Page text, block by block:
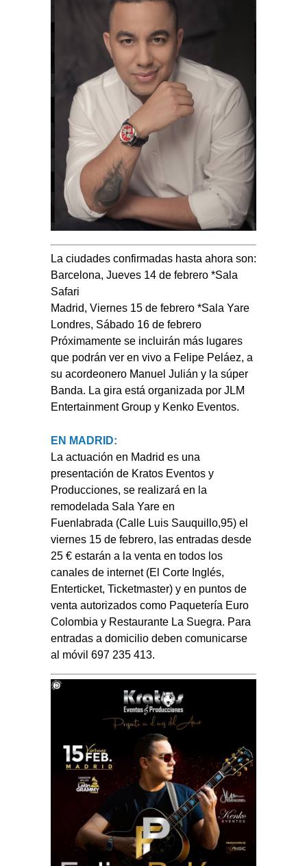
La ciudades confirmadas hasta ahora son:
Barcelona, Jueves 14 de febrero *Sala
Safari
Madrid, Viernes 15 de febrero *Sala Yare
Londres, Sábado 16 de febrero
Próximamente se incluirán más lugares
que podrán ver en vivo a Felipe Peláez, a
su acordeonero Manuel Julián y la súper
Banda. La gira está organizada por JLM
Entertainment Group y Kenko Eventos.
EN MADRID:
La actuación en Madrid es una
presentación de Kratos Eventos y
Producciones, se realizará en la
remodelada Sala Yare en
Fuenlabrada (Calle Luis Sauquillo,95) el
viernes 15 de febrero, las entradas desde
25 € estarán a la venta en todos los
canales de internet (El Corte Inglés,
Enterticket, Ticketmaster) y en puntos de
venta autorizados como Paquetería Euro
Colombia y Restaurante La Suegra. Para
entradas a domicilio deben comunicarse
al móvil 697 235 413.